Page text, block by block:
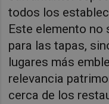
todos los
Este elemento
para las tapas,
lugares más
relevancia
cerca de los